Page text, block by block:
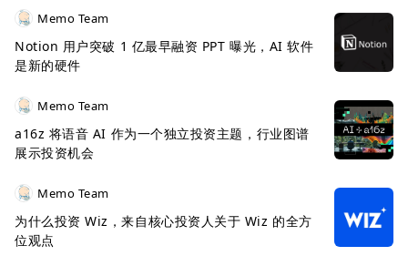
Memo Team
Notion 用户突破 1 亿最早融资 PPT 曝光，AI 软件
是新的硬件
Memo Team
a16z 将语音 AI 作为一个独立投资主题，行业图谱
展示投资机会
Memo Team
为什么投资 Wiz，来自核心投资人关于 Wiz 的全方
位观点